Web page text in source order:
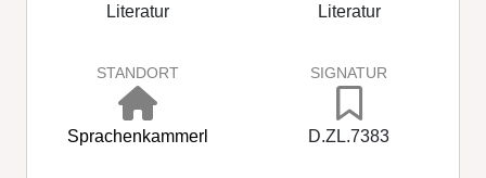
Literatur
Literatur
STANDORT
Sprachenkammerl
SIGNATUR
D.ZL.7383